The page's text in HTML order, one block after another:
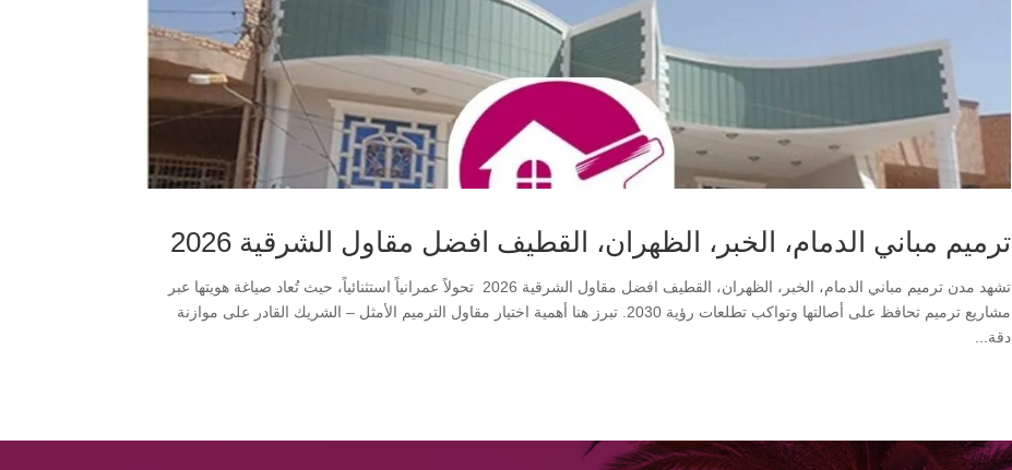
ترميم مباني الدمام، الخبر، الظهران، القطيف افضل مقاول الشرقية 2026
تشهد مدن ترميم مباني الدمام، الخبر، الظهران، القطيف افضل مقاول الشرقية 2026 تحولاً عمرانياً استثنائياً، حيث تُعاد صياغة هويتها عبر
مشاريع ترميم تحافظ على أصالتها وتواكب تطلعات رؤية 2030. تبرز هنا أهمية اختيار مقاول الترميم الأمثل – الشريك القادر على موازنة
دقة...